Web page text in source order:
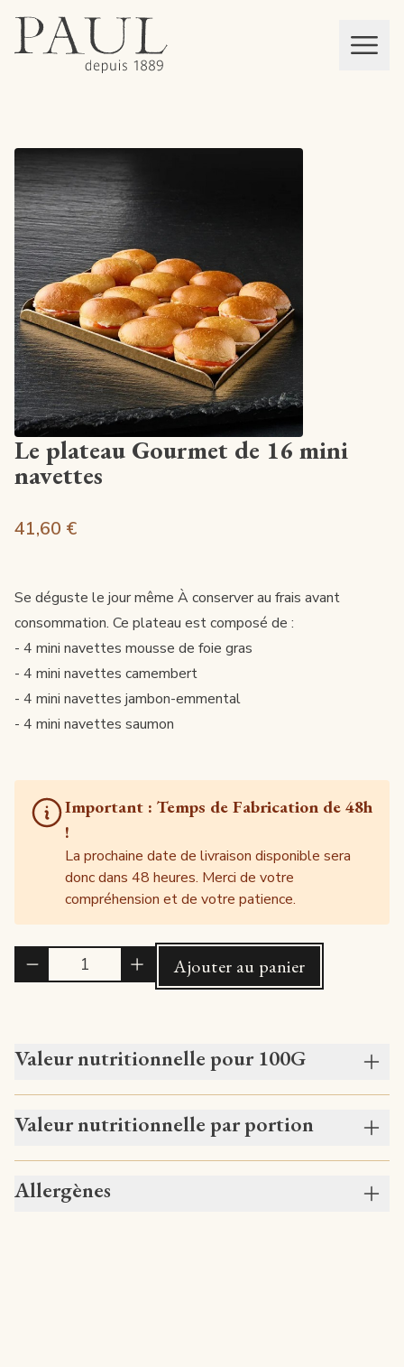
Mon panier
Le plateau Gourmet de 16 mini
navettes
41,60 €
Se déguste le jour même À conserver au frais avant
consommation. Ce plateau est composé de :
- 4 mini navettes mousse de foie gras
- 4 mini navettes camembert
- 4 mini navettes jambon-emmental
- 4 mini navettes saumon
Important : Temps de Fabrication de 48h
!
La prochaine date de livraison disponible sera
donc dans 48 heures. Merci de votre
compréhension et de votre patience.
Ajouter au panier
Valeur nutritionnelle pour 100G
Valeur nutritionnelle par portion
Allergènes